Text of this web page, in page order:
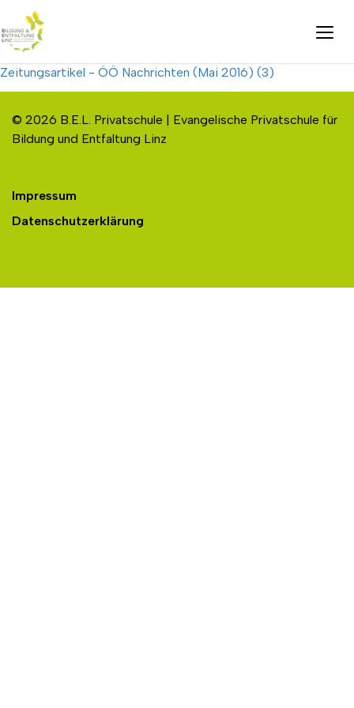
Zeitungsartikel - ÖÖ Nachrichten (Mai 2016) (3)
© 2026 B.E.L. Privatschule | Evangelische Privatschule für
Bildung und Entfaltung Linz
Impressum
Datenschutzerklärung